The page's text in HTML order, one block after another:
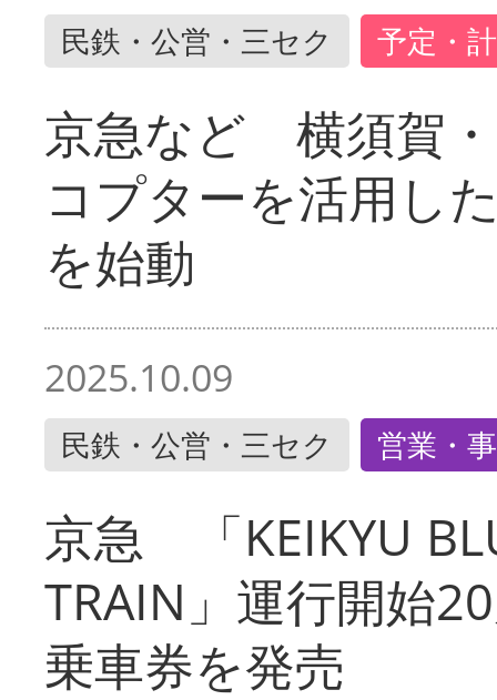
民鉄・公営・三セク 予定・
京急など 横須賀
コプターを活用し
を始動
2025.10.09
民鉄・公営・三セク 営業・
京急 「KEIKYU
TRAIN」運行開始
乗車券を発売